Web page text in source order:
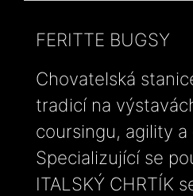
FERITTE BUGSY
Chovatelská
tradicí na
coursingu, agility
Specializující se
ITALSKÝ CHRTÍK